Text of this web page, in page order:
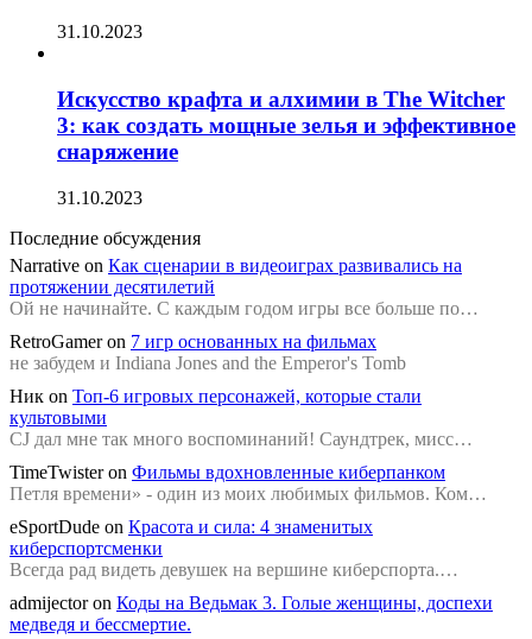
31.10.2023
Искусство крафта и алхимии в The Witcher
3: как создать мощные зелья и эффективное
снаряжение
31.10.2023
Последние обсуждения
Narrative on Как сценарии в видеоиграх развивались на
протяжении десятилетий
Ой не начинайте. С каждым годом игры все больше по…
RetroGamer on 7 игр основанных на фильмах
не забудем и Indiana Jones and the Emperor's Tomb
Ник on Топ-6 игровых персонажей, которые стали
культовыми
CJ дал мне так много воспоминаний! Саундтрек, мисс…
TimeTwister on Фильмы вдохновленные киберпанком
Петля времени» - один из моих любимых фильмов. Ком…
eSportDude on Красота и сила: 4 знаменитых
киберспортсменки
Всегда рад видеть девушек на вершине киберспорта.…
admijector on Коды на Ведьмак 3. Голые женщины, доспехи
медведя и бессмертие.